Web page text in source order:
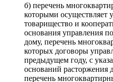
б) перечень
которыми осуществляет
товарищество и
основания управления
дому, перечень
которых договоры
предыдущем году, с
оснований расторжения
перечень